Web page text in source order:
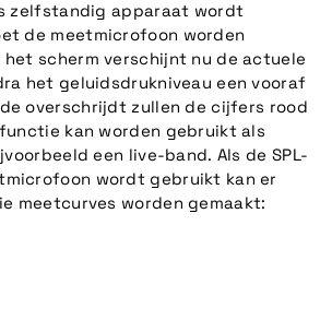
zelfstandig apparaat wordt
de meetmicrofoon worden
het scherm verschijnt nu de actuele
het geluidsdrukniveau een vooraf
overschrijdt zullen de cijfers rood
kan worden gebruikt als
een live-band. Als de SPL-
wordt gebruikt kan er
meetcurves worden gemaakt: